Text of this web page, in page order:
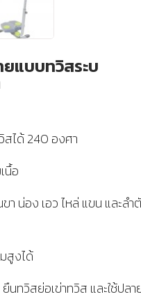
แบบทวิสระบ
สได้ 240 องศา
นื้อ
น่อง เอว ไหล่ แขน และลำ
สูงได้
ทวิสย่อเข่าทวิส และใช้ปลา